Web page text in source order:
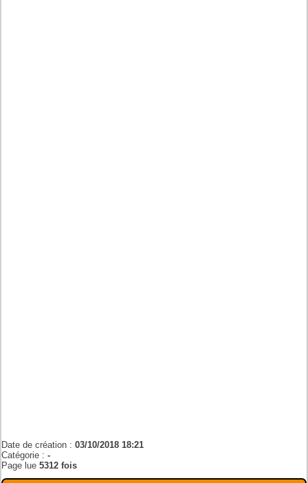
Date de création :03/10/2018 18:21
Catégorie :-
Page lue5312 fois